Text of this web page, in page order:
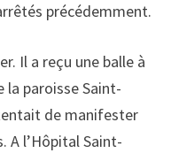
précédemment.
Il a reçu une balle à
la paroisse Saint-
de manifester
A l’Hôpital Saint-